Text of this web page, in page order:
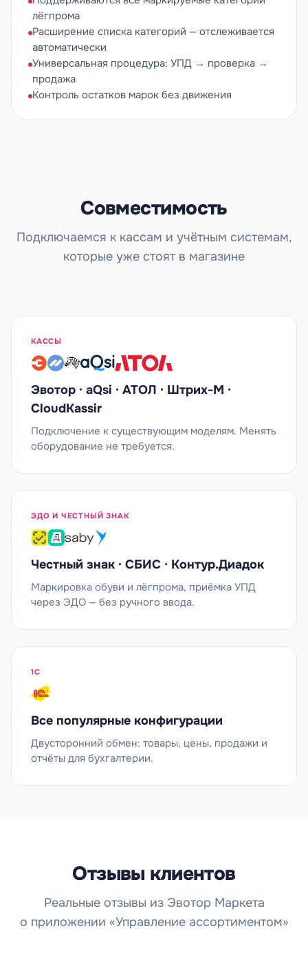
лёгпрома
Расширение списка категорий — отслеживается
автоматически
Универсальная процедура: УПД → проверка →
продажа
Контроль остатков марок без движения
Совместимость
Подключаемся к кассам и учётным системам,
которые уже стоят в магазине
КАССЫ
Эвотор · aQsi · АТОЛ · Штрих-М ·
CloudKassir
Подключение к существующим моделям. Менять
оборудование не требуется.
ЭДО И ЧЕСТНЫЙ ЗНАК
Честный знак · СБИС · Контур.Диадок
Маркировка обуви и лёгпрома, приёмка УПД
через ЭДО — без ручного ввода.
1С
Все популярные конфигурации
Двусторонний обмен: товары, цены, продажи и
отчёты для бухгалтерии.
Отзывы клиентов
Реальные отзывы из Эвотор Маркета
о приложении «Управление ассортиментом»